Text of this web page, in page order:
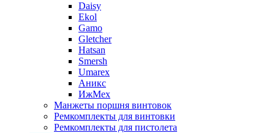
Daisy
Ekol
Gamo
Gletcher
Hatsan
Smersh
Umarex
Аникс
ИжМех
Манжеты поршня винтовок
Ремкомплекты для винтовки
Ремкомплекты для пистолета